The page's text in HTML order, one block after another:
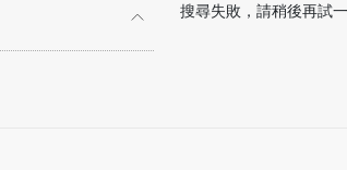
搜尋失敗，請稍後再試